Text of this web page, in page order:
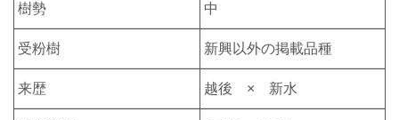
樹勢 中
受粉樹 新興以外の掲載品種
来歴 越後 × 新水